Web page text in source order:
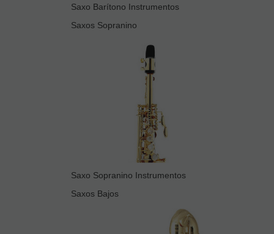
Saxo Barítono Instrumentos
Saxos Sopranino
Saxo Sopranino Instrumentos
Saxos Bajos